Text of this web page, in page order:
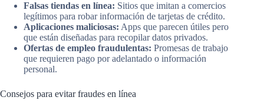
Falsas tiendas en línea: Sitios que imitan a comercios
legítimos para robar información de tarjetas de crédito.
Aplicaciones maliciosas: Apps que parecen útiles pero
que están diseñadas para recopilar datos privados.
Ofertas de empleo fraudulentas: Promesas de trabajo
que requieren pago por adelantado o información
personal.
Consejos para evitar fraudes en línea